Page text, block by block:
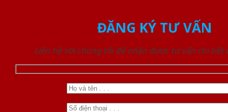
ĐĂNG KÝ TƯ VẤN
Liên hệ với chúng tôi để nhận được tư vấn chi tiết